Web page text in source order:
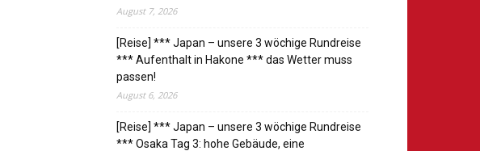
August 7, 2026
[Reise] *** Japan – unsere 3 wöchige Rundreise
*** Aufenthalt in Hakone *** das Wetter muss
passen!
August 6, 2026
[Reise] *** Japan – unsere 3 wöchige Rundreise
*** Osaka Tag 3: hohe Gebäude, eine